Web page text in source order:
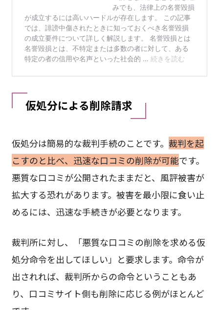
仮処分による削除請求
仮処分は簡易的な裁判手続のことです。 裁判を起
こすのと比べ、迅速な口コミの削除が可能です。
悪質な口コミが公開されたままだと、風評被害が
拡大する恐れがあります。被害を最小限に食い止
めるには、迅速な手続きが必要となります。
裁判所に対し、「悪質な口コミの削除を求める仮
処分命令を出してほしい」と要求します。命令が
出されれば、裁判所からの命令ということもあ
り、口コミサイト側も削除に応じる例がほとんど